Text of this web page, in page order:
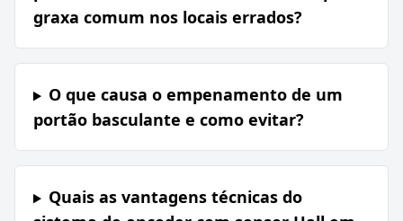
graxa comum nos locais errados?
O que causa o empenamento de um
portão basculante e como evitar?
Quais as vantagens técnicas do